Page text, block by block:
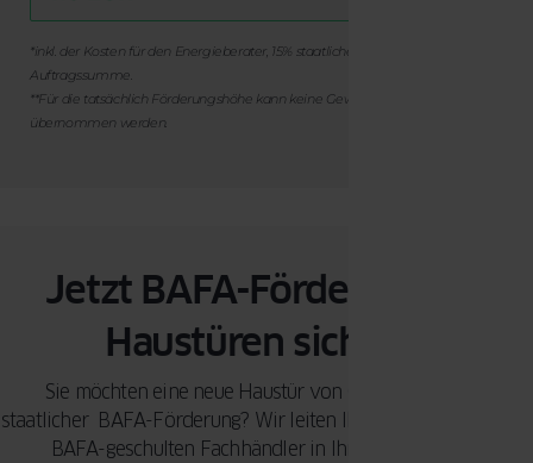
*inkl. der Kosten für den Energieberater, 15% staatliche Förderung der
Auftragssumme.
**Für die tatsächlich Förderungshöhe kann keine Gewährleistung
übernommen werden.
Jetzt BAFA-Förderung für
Haustüren sichern!
Sie möchten eine neue Haustür von OKNOPLAST mit
staatlicher BAFA-Förderung? Wir leiten Ihre Anfrage an unsere
BAFA-geschulten Fachhändler in Ihrer Nähe weiter.